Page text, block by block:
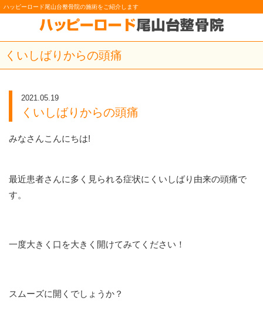
ハッピーロード尾山台整骨院の施術をご紹介します
くいしばりからの頭痛
2021.05.19
くいしばりからの頭痛
みなさんこんにちは!
最近患者さんに多く見られる症状にくいしばり由来の頭痛で
す。
一度大きく口を大きく開けてみてください！
スムーズに開くでしょうか？